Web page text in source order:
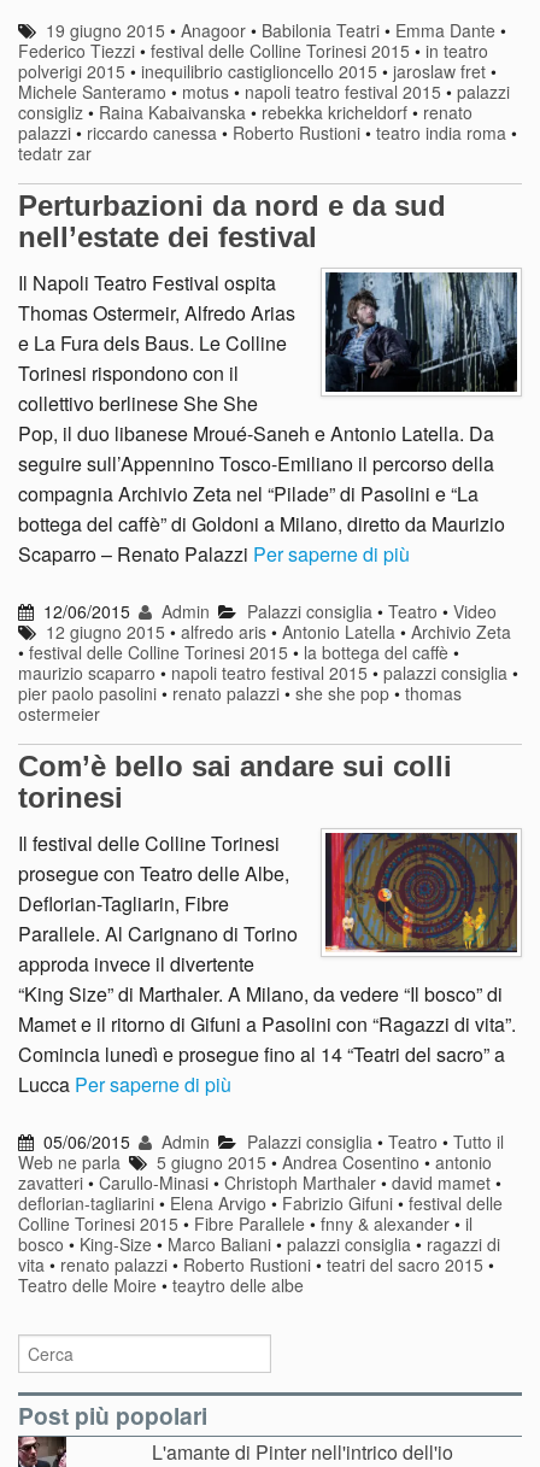
19 giugno 2015 •Anagoor • Babilonia Teatri • Emma Dante •
Federico Tiezzi • festival delle Colline Torinesi 2015 • in teatro
polverigi 2015 • inequilibrio castiglioncello 2015 • jaroslaw fret •
Michele Santeramo • motus • napoli teatro festival 2015 • palazzi
consigliz • Raina Kabaivanska • rebekka kricheldorf • renato
palazzi • riccardo canessa • Roberto Rustioni • teatro india roma •
tedatr zar
Perturbazioni da nord e da sud
nell’estate dei festival
Il Napoli Teatro Festival ospita
Thomas Ostermeir, Alfredo Arias
e La Fura dels Baus. Le Colline
Torinesi rispondono con il
collettivo berlinese She She
Pop, il duo libanese Mroué-Saneh e Antonio Latella. Da
seguire sull’Appennino Tosco-Emiliano il percorso della
compagnia Archivio Zeta nel “Pilade” di Pasolini e “La
bottega del caffè” di Goldoni a Milano, diretto da Maurizio
Scaparro – Renato Palazzi Per saperne di più
12/06/2015 Admin Palazzi consiglia • Teatro • Video
12 giugno 2015 •alfredo aris •Antonio Latella •Archivio Zeta
• festival delle Colline Torinesi 2015 • la bottega del caffè •
maurizio scaparro • napoli teatro festival 2015 • palazzi consiglia •
pier paolo pasolini • renato palazzi • she she pop • thomas
ostermeier
Com’è bello sai andare sui colli
torinesi
Il festival delle Colline Torinesi
prosegue con Teatro delle Albe,
Deflorian-Tagliarin, Fibre
Parallele. Al Carignano di Torino
approda invece il divertente
“King Size” di Marthaler. A Milano, da vedere “Il bosco” di
Mamet e il ritorno di Gifuni a Pasolini con “Ragazzi di vita”.
Comincia lunedì e prosegue fino al 14 “Teatri del sacro” a
Lucca Per saperne di più
05/06/2015 Admin Palazzi consiglia • Teatro • Tutto il
Web ne parla
5 giugno 2015 •Andrea Cosentino •antonio
zavatteri • Carullo-Minasi • Christoph Marthaler • david mamet •
deflorian-tagliarini • Elena Arvigo • Fabrizio Gifuni • festival delle
Colline Torinesi 2015 • Fibre Parallele • fnny & alexander • il
bosco • King-Size • Marco Baliani • palazzi consiglia • ragazzi di
vita • renato palazzi • Roberto Rustioni • teatri del sacro 2015 •
Teatro delle Moire • teaytro delle albe
Post più popolari
L'amante di Pinter nell'intrico dell'io